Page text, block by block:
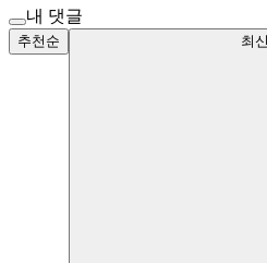
내 댓글
추천순 최